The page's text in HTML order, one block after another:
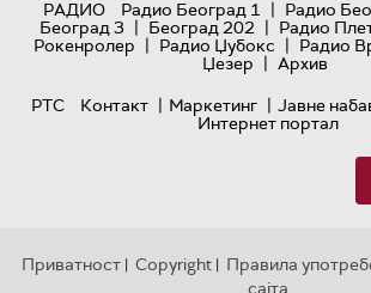
РАДИО
Радио Београд 1 | Радио
Београд 3 | Београд 202 | Радио
Рокенролер | Радио Џубокс | Радио
Џезер | Архив
РТС
Контакт | Маркетинг | Јавне
Интернет портал
Приватност | Copyright | Правила
сајта